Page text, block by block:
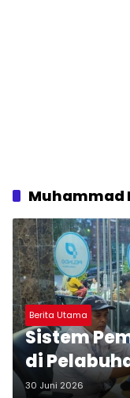
Muhammad
Berita Utama
Sistem
di
Lancar
30 Juni 2026